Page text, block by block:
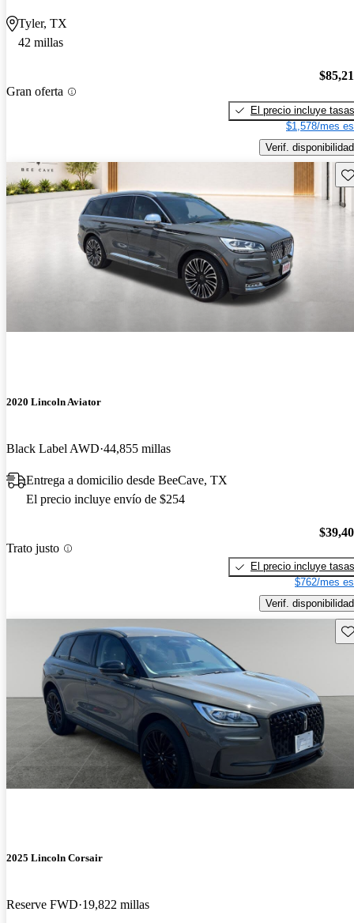
Tyler, TX
42 millas
Gran oferta
El precio incluye tasas
$1,578/mes
Verif. disponibilidad
2020 Lincoln Aviator
Black Label AWD 44,855 millas
Entrega a domicilio desde BeeCave, TX
El precio incluye envío de $254
Trato justo
El precio incluye tasas
$762/mes
Verif. disponibilidad
2025 Lincoln Corsair
Reserve FWD 19,822 millas